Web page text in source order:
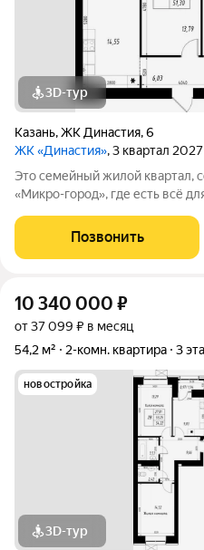
3D-тур
Казань,ЖК Династия,6
ЖК «Династия», 3 квартал 2027
Это семейный жилой квартал,
«Микро-город», где есть всё
части города, в 15 минутах от
"Авиастроительная", с
Позвонить
10 340 000 ₽
от 37 099 ₽ в месяц
54,2 м²
2-комн. квартира 3
новостройка
3D-тур